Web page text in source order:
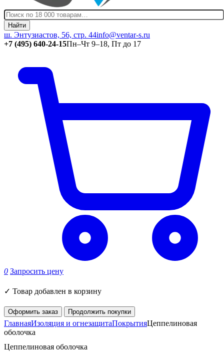
Найти
ш. Энтузиастов, 56, стр. 44info@ventar-s.ru
+7 (495) 640-24-15Пн–Чт 9–18, Пт до 17
0 Запросить цену
✓ Товар добавлен в корзину
Оформить заказ Продолжить покупки
ГлавнаяИзоляция и огнезащитаПокрытияЦеппелиновая
оболочка
Цеппелиновая оболочка